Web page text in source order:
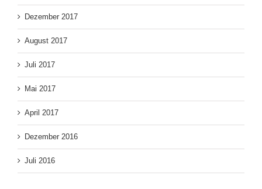
Dezember 2017
August 2017
Juli 2017
Mai 2017
April 2017
Dezember 2016
Juli 2016